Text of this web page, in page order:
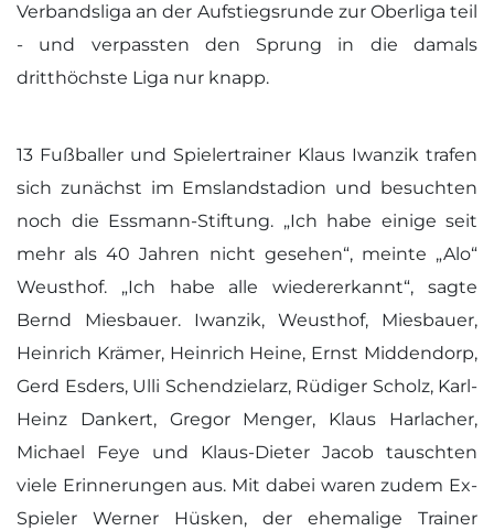
Verbandsliga an der Aufstiegsrunde zur Oberliga teil
- und verpassten den Sprung in die damals
dritthöchste Liga nur knapp.
13 Fußballer und Spielertrainer Klaus Iwanzik trafen
sich zunächst im Emslandstadion und besuchten
noch die Essmann-Stiftung. „Ich habe einige seit
mehr als 40 Jahren nicht gesehen“, meinte „Alo“
Weusthof. „Ich habe alle wiedererkannt“, sagte
Bernd Miesbauer. Iwanzik, Weusthof, Miesbauer,
Heinrich Krämer, Heinrich Heine, Ernst Middendorp,
Gerd Esders, Ulli Schendzielarz, Rüdiger Scholz, Karl-
Heinz Dankert, Gregor Menger, Klaus Harlacher,
Michael Feye und Klaus-Dieter Jacob tauschten
viele Erinnerungen aus. Mit dabei waren zudem Ex-
Spieler Werner Hüsken, der ehemalige Trainer